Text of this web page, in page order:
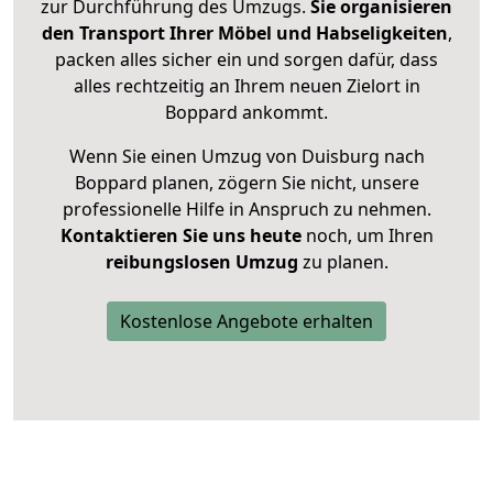
zur Durchführung des Umzugs. Sie organisieren
den Transport Ihrer Möbel und Habseligkeiten,
packen alles sicher ein und sorgen dafür, dass
alles rechtzeitig an Ihrem neuen Zielort in
Boppard ankommt.
Wenn Sie einen Umzug von Duisburg nach
Boppard planen, zögern Sie nicht, unsere
professionelle Hilfe in Anspruch zu nehmen.
Kontaktieren Sie uns heutenoch, um Ihren
reibungslosen Umzug zu planen.
Kostenlose Angebote erhalten